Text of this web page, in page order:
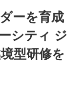
ーを育成
シティ ジ
型研修を